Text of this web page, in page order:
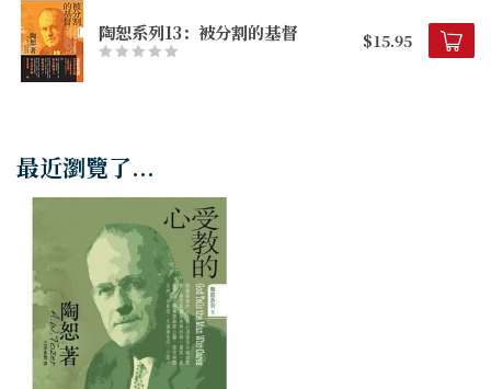
陶恕系列13：被分割的基督 $15.95
最近瀏覽了...